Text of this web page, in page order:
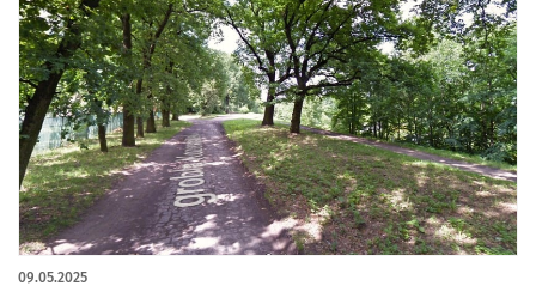
09.05.2025